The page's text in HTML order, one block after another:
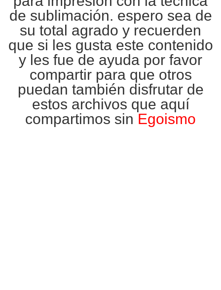
de sublimación. espero sea de
su total agrado y recuerden
que si les gusta este contenido
y les fue de ayuda por favor
compartir para que otros
puedan también disfrutar de
estos archivos que aquí
compartimos sin Egoismo